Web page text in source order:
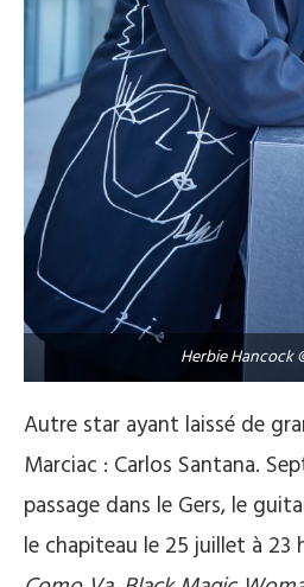
Herbie Hancock
Autre star ayant laissé de
Marciac : Carlos Santana.
passage dans le Gers, le
le chapiteau le 25 juillet à 23